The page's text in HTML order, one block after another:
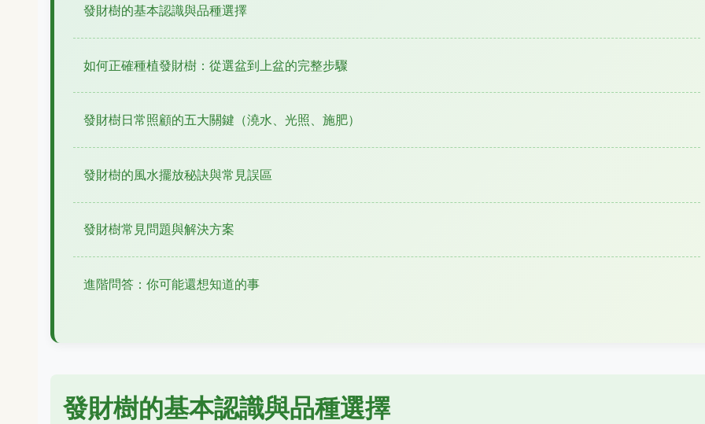
發財樹的基本認識與品種選擇
如何正確種植發財樹：從選盆到上盆的完整步驟
發財樹日常照顧的五大關鍵（澆水、光照、施肥）
發財樹的風水擺放秘訣與常見誤區
發財樹常見問題與解決方案
進階問答：你可能還想知道的事
發財樹的基本認識與品種選擇